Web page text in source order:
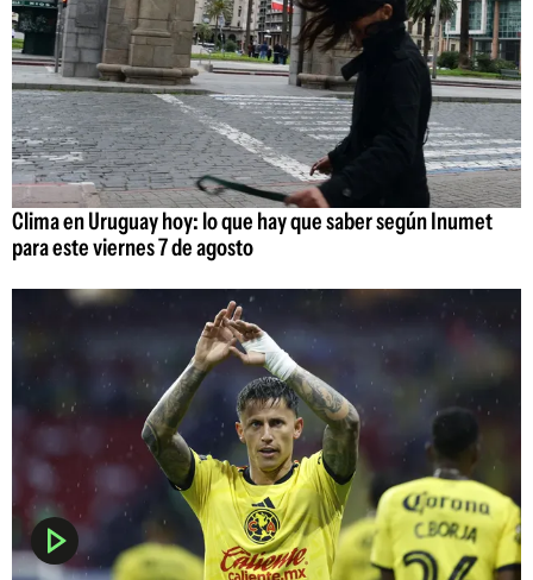
Clima en Uruguay hoy: lo que hay que saber según Inumet
para este viernes 7 de agosto